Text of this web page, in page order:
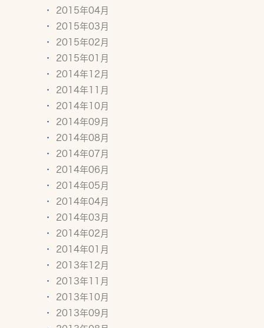
2015年04月
2015年03月
2015年02月
2015年01月
2014年12月
2014年11月
2014年10月
2014年09月
2014年08月
2014年07月
2014年06月
2014年05月
2014年04月
2014年03月
2014年02月
2014年01月
2013年12月
2013年11月
2013年10月
2013年09月